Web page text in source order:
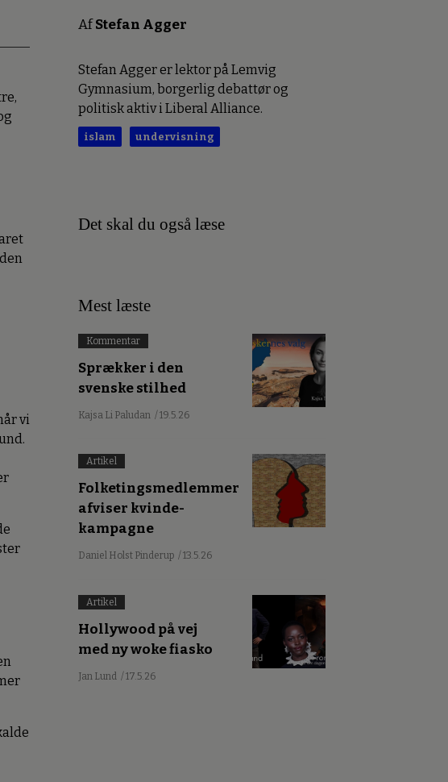
vi
AfStefan Agger
Stefan Agger er lektor på Lemvig
Gymnasium, borgerlig debattør og
politisk aktiv i Liberal Alliance.
islam undervisning
Det skal du også læse
Mest læste
Kommentar
Sprækker i den
svenske stilhed
Kajsa Li Paludan / 19.5.26
Artikel
Folketingsmedlemmer
afviser kvinde-
kampagne
Daniel Holst Pinderup / 13.5.26
Artikel
Hollywood på vej
med ny woke fiasko
Jan Lund / 17.5.26